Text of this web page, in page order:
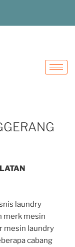
laundry
merk mesin
mesin laundry
cabang